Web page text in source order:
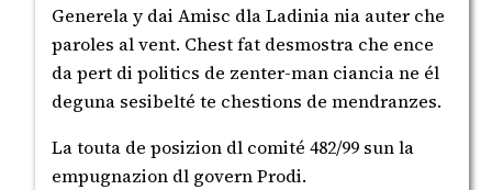
Generela y dai Amisc dla Ladinia nia auter che
paroles al vent. Chest fat desmostra che ence
da pert di politics de zenter-man ciancia ne él
deguna sesibelté te chestions de mendranzes.
La touta de posizion dl comité 482/99 sun la
empugnazion dl govern Prodi.